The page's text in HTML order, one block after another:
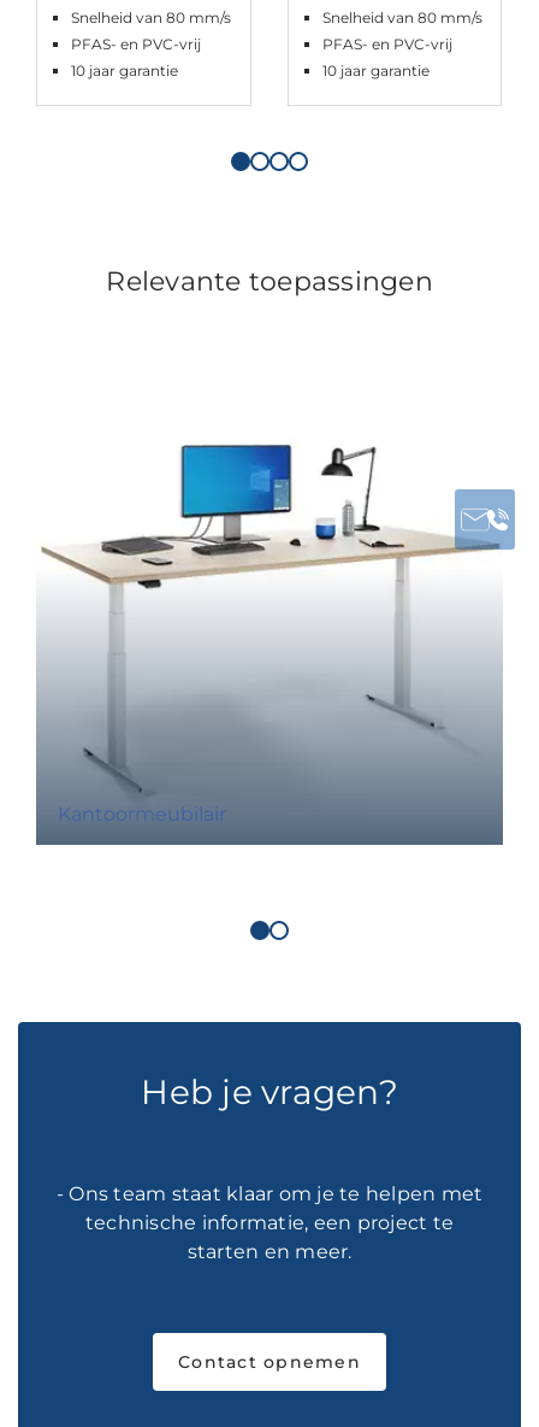
Snelheid van 80 mm/s
PFAS- en PVC-vrij
10 jaar garantie
Snelheid van 80 mm/s
PFAS- en PVC-vrij
10 jaar garantie
Relevante toepassingen
Kantoormeubilair
Heb je vragen?
- Ons team staat klaar om je te helpen met
technische informatie, een project te
starten en meer.
Contact opnemen